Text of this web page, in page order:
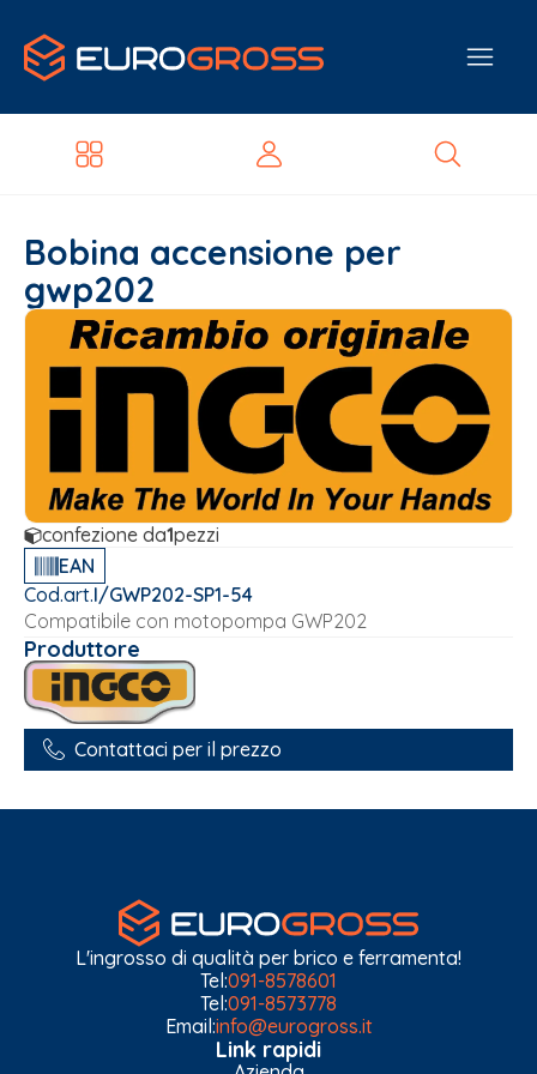
Bobina accensione per
gwp202
confezione da1pezzi
EAN
Cod.art.I/GWP202-SP1-54
Compatibile con motopompa GWP202
Produttore
Contattaci per il prezzo
L'ingrosso di qualità per brico e ferramenta!
Tel:091-8578601
Tel:091-8573778
Email:info@eurogross.it
Link rapidi